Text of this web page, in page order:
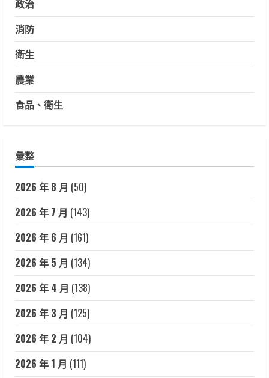
政治
消防
衛生
農業
食品、衛生
彙整
2026 年 8 月 (50)
2026 年 7 月 (143)
2026 年 6 月 (161)
2026 年 5 月 (134)
2026 年 4 月 (138)
2026 年 3 月 (125)
2026 年 2 月 (104)
2026 年 1 月 (111)